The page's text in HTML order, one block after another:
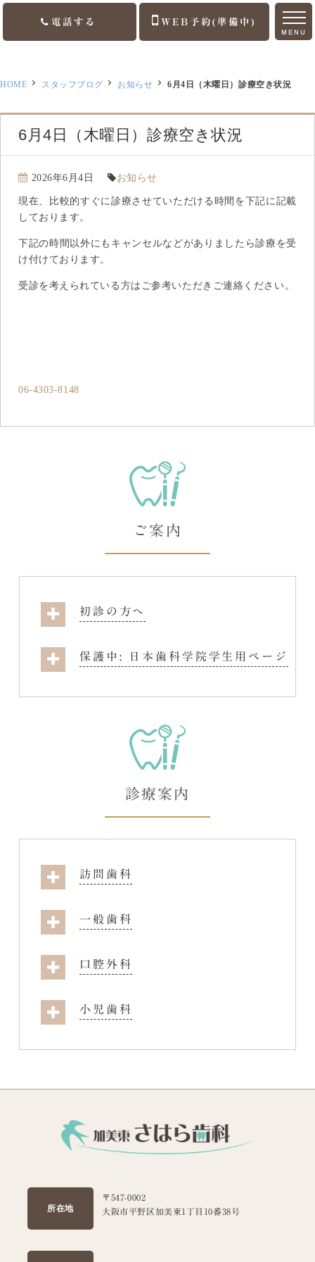
電話する WEB予約(準備中)
MENU
診療案内
医院案内
HOME スタッフブログ お知らせ 6月4日（木曜日）診療空き状況
6月4日（木曜日）診療空き状況
2026年6月4日 お知らせ
現在、比較的すぐに診療させていただける時間を下記に記載
しております。
下記の時間以外にもキャンセルなどがありましたら診療を受
け付けております。
受診を考えられている方はご参考いただきご連絡ください。
06-4303-8148
ご案内
初診の方へ
保護中: 日本歯科学院学生用ページ
診療案内
訪問歯科
一般歯科
口腔外科
小児歯科
所在地
〒547-0002
大阪市平野区加美東1丁目10番38号